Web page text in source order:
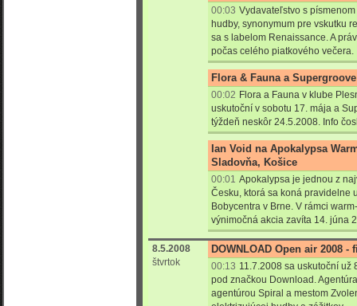
00:03 Vydavateľstvo s
hudby, synonymum pre vskutku
sa s labelom Renaissance. A
počas celého piatkového večera.
Flora & Fauna a
00:02 Flora a Fauna v klube
uskutoční v sobotu 17. mája a
týždeň neskôr 24.5.2008. Info
Ian Void na Apokalypsa
Sladovňa, Košice
00:01 Apokalypsa je jednou z
Česku, ktorá sa koná pravidelne
Bobycentra v Brne. V rámci
výnimočná akcia zavíta 14. júna
8.5.2008
štvrtok
DOWNLOAD Open air 2008 -
00:13 11.7.2008 sa uskutoční už
pod značkou Download.
agentúrou Spiral a mestom